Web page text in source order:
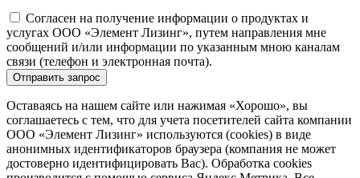
Согласен на получение информации о продуктах и
услугах ООО «Элемент Лизинг», путем направления мне
сообщений и/или информации по указанным мною каналам
связи (телефон и электронная почта).
Отправить запрос
Оставаясь на нашем сайте или нажимая «Хорошо», вы
соглашаетесь с тем, что для учета посетителей сайта компании
ООО «Элемент Лизинг» используются (cookies) в виде
анонимных идентификаторов браузера (компания не может
достоверно идентифицировать Вас). Обработка cookies